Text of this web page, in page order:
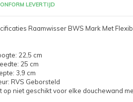
LEVERTIJD
Raamwisser BWS Mark Met
22,5 cm
25 cm
3,9 cm
RVS Geborsteld
op niet geschikt voor elke douchewand